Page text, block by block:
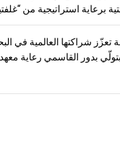
برعاية استراتيجية من
تعزّز شراكتها العالمية في
بتولّي بدور القاسمي رعاية